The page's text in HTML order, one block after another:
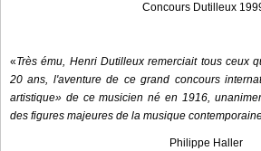
Concours Dutilleux
«Très ému, Henri Dutilleux remerciait tous ceux
20 ans, l'aventure de ce grand concours
artistique» de ce musicien né en 1916,
des figures majeures de la musique
Philippe Haller